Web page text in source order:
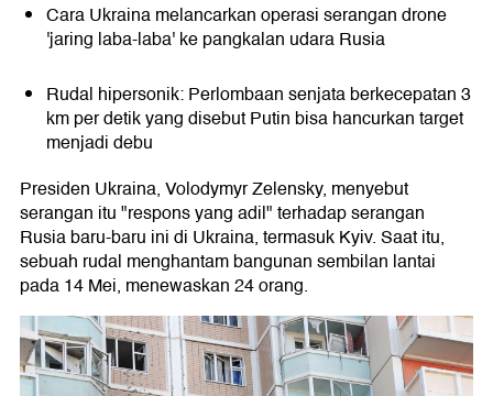
Cara Ukraina melancarkan operasi serangan drone
'jaring laba-laba' ke pangkalan udara Rusia
Rudal hipersonik: Perlombaan senjata berkecepatan 3
km per detik yang disebut Putin bisa hancurkan target
menjadi debu
Presiden Ukraina, Volodymyr Zelensky, menyebut
serangan itu "respons yang adil" terhadap serangan
Rusia baru-baru ini di Ukraina, termasuk Kyiv. Saat itu,
sebuah rudal menghantam bangunan sembilan lantai
pada 14 Mei, menewaskan 24 orang.